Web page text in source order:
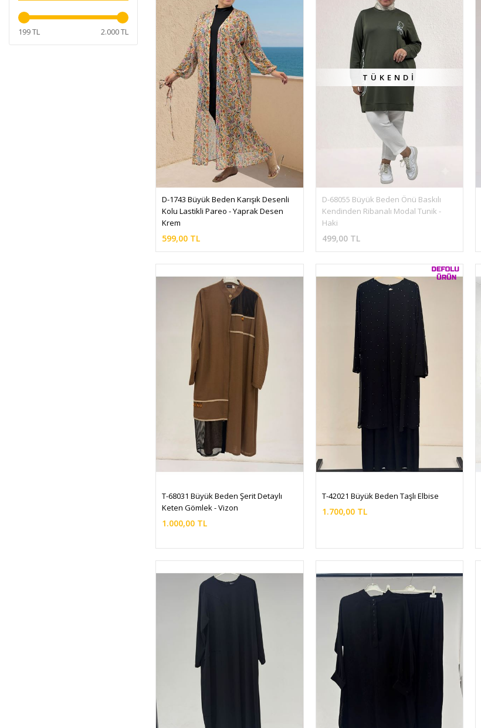
199 TL 2.000 TL
D-1743 Büyük Beden Karışık Desenli
Kolu Lastikli Pareo - Yaprak Desen
Krem
599,00 TL
TÜKENDI
D-68055 Büyük Beden Önü Baskılı
Kendinden Ribanalı Modal Tunik -
Haki
499,00 TL
T-68031 Büyük Beden Şerit Detaylı
Keten Gömlek - Vizon
1.000,00 TL
T-42021 Büyük Beden Taşlı Elbise
1.700,00 TL